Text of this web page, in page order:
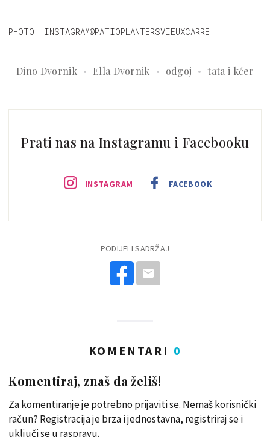
PHOTO: INSTAGRAM@PATIOPLANTERSVIEUXCARRE
Dino Dvornik Ella Dvornik odgoj tata i kćer
Prati nas na Instagramu i Facebooku
INSTAGRAM FACEBOOK
PODIJELI SADRŽAJ
KOMENTARI 0
Komentiraj, znaš da želiš!
Za komentiranje je potrebno prijaviti se. Nemaš korisnički
račun? Registracija je brza i jednostavna, registriraj se i
uključi se u raspravu.